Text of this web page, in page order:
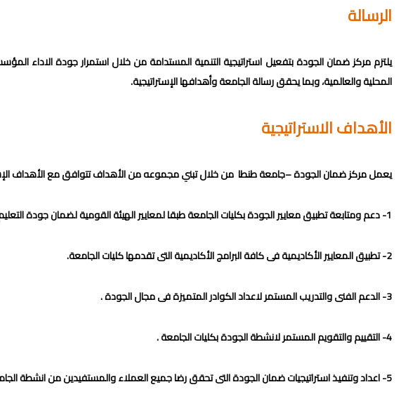
الرسالة
يلتزم مركز ضمان الجودة بتفعيل استراتيجية التنمية المستدامة من خلال استمرار جودة الاداء
المحلية والعالمية، وبما يحقق رسالة الجامعة وأهدافها الإستراتيجية.
الأهداف الاستراتيجية
يعمل مركز ضمان الجودة –جامعة طنطا من خلال تبني مجموعه من الأهداف تتوافق مع الأهداف
1- دعم ومتابعة تطبيق معايير الجودة بكليات الجامعة طبقا لمعايير الهيئة القومية لضمان جودة التعليم والاعتماد .
2- تطبيق المعايير الأكاديمية فى كافة البرامج الأكاديمية التى تقدمها كليات الجامعة.
3- الدعم الفنى والتدريب المستمر لاعداد الكوادر المتميزة فى مجال الجودة .
4- التقييم والتقويم المستمر لانشطة الجودة بكليات الجامعة .
5- اعداد وتنفيذ استراتيجيات ضمان الجودة التى تحقق رضا جميع العملاء والمستفيدين من انشطة الجامعة.